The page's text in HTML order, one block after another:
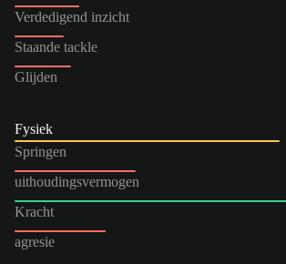
Verdedigend inzicht
Staande tackle
Glijden
Fysiek
Springen
uithoudingsvermogen
Kracht
agresie